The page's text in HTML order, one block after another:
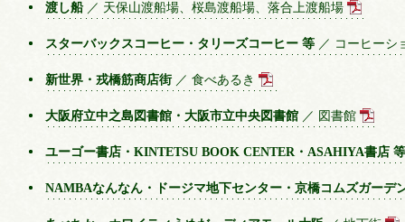
渡し船／ 天保山渡船場、桜島渡船場、落合上渡船場
スターバックスコーヒー・タリーズコーヒー 等 ／ コーヒーシ
新世界・戎橋筋商店街／ 食べあるき
大阪府立中之島図書館・大阪市立中央図書館 ／ 図書館
ユーゴー書店・KINTETSU BOOK CENTER・ASAHIYA書店 等
NAMBAなんなん・ドージマ地下センター・京橋コムズガーデ